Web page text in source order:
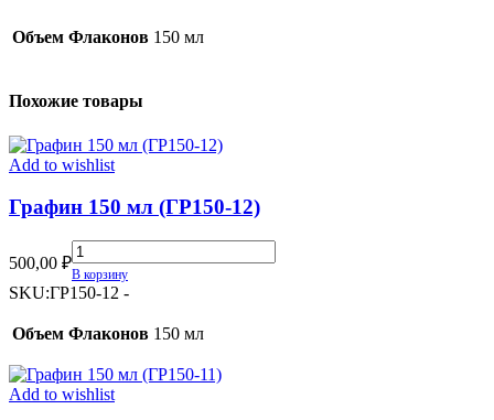
Объем Флаконов 150 мл
Похожие товары
Add to wishlist
Графин 150 мл (ГР150-12)
500,00 ₽
Графин
150
мл
12)
В корзину
SKU:ГР150-12 -
Объем Флаконов 150 мл
Add to wishlist